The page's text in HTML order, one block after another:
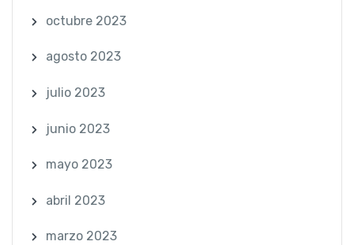
octubre 2023
agosto 2023
julio 2023
junio 2023
mayo 2023
abril 2023
marzo 2023